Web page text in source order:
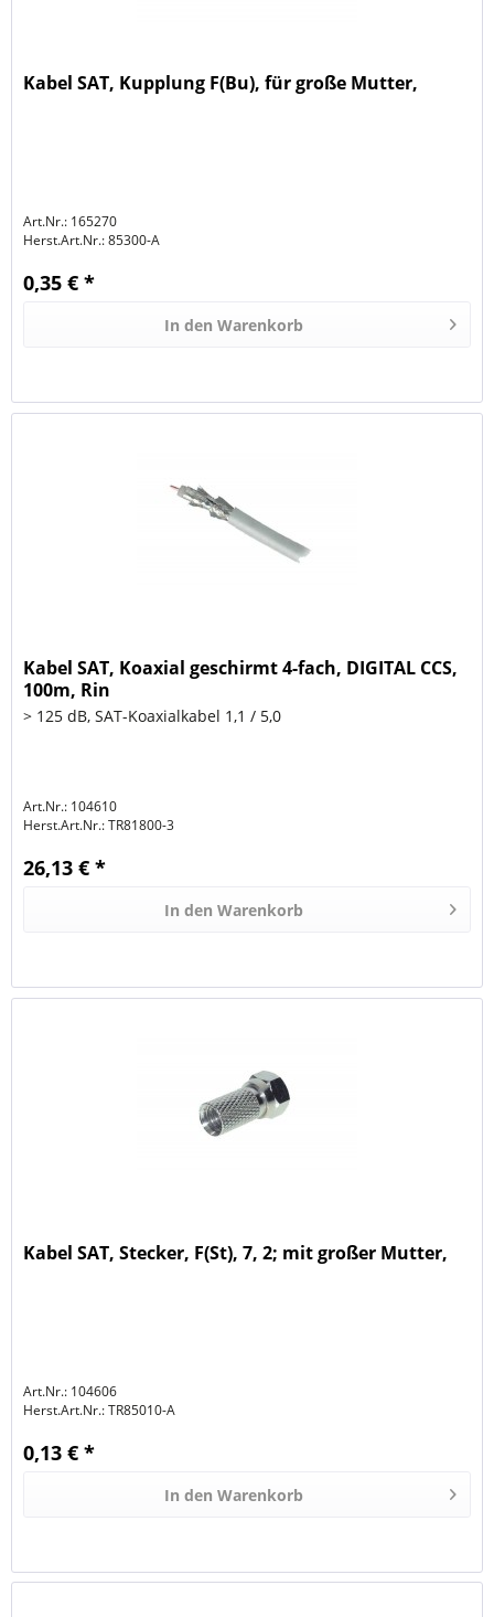
Kabel SAT, Kupplung F(Bu), für große Mutter,
Art.Nr.: 165270
Herst.Art.Nr.:85300-A
0,35 € *
In den Warenkorb
Kabel SAT, Koaxial geschirmt 4-fach, DIGITAL CCS,
100m, Rin
> 125 dB, SAT-Koaxialkabel 1,1 / 5,0
Art.Nr.: 104610
Herst.Art.Nr.:TR81800-3
26,13 € *
In den Warenkorb
Kabel SAT, Stecker, F(St), 7, 2; mit großer Mutter,
Art.Nr.: 104606
Herst.Art.Nr.:TR85010-A
0,13 € *
In den Warenkorb